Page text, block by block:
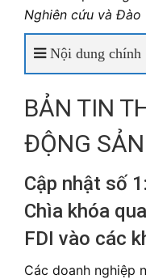
Nghiên cứu và Đào
Nội dung chính
BẢN TIN
ĐỘNG
Cập nhật số
Chìa khóa
FDI vào các
Các doanh nghiệp